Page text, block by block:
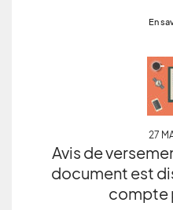
En
27
Avis de
document est
compte